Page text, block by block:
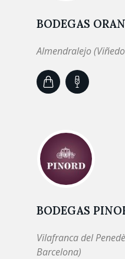
BODEGAS
Almendralejo
BODEGAS
Vilafranca del
Barcelona)